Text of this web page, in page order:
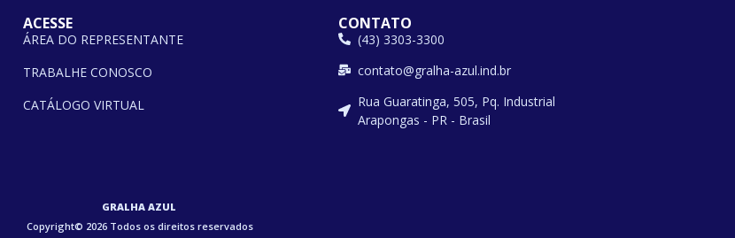
ACESSE
ÁREA DO REPRESENTANTE
TRABALHE CONOSCO
CATÁLOGO VIRTUAL
CONTATO
(43) 3303-3300
contato@gralha-azul.ind.br
Rua Guaratinga, 505, Pq. Industrial
Arapongas - PR - Brasil
GRALHA AZUL
Copyright© 2026 Todos os direitos reservados